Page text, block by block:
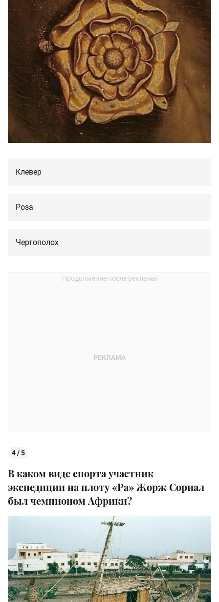
Клевер
Роза
Чертополох
4 / 5
В каком виде спорта участник
экспедиции на плоту «Ра» Жорж Сориал
был чемпионом Африки?